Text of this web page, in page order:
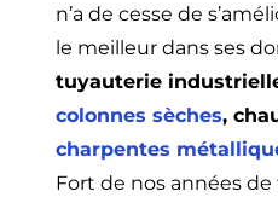
n’a de cesse de
le meilleur dans ses
tuyauterie
colonnes sèches,
charpentes
Fort de nos années de